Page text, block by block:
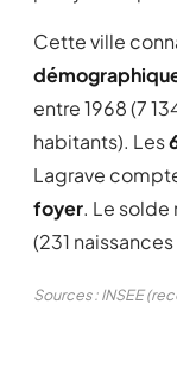
Cette ville
entre 1968 (7
habitants). Les
Lagrave
foyer. Le solde
(231
Sources : INSEE